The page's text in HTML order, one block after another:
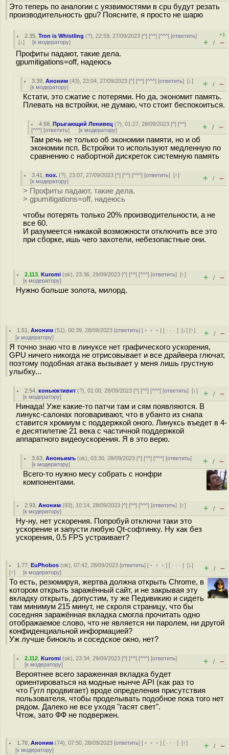
Это теперь по аналогии с уязвимостями в cpu будут резать
производительность gpu? Поясните, я просто не шарю
2.35 ,Tron is Whistling (?), 22:59, 27/09/2023 [^] [^^] [^^^] [ответить]
[↓] [к модератору]
+1
+ / –
Профиты падают, такие дела.
gpumitigations=off, надеюсь
3.39 ,Аноним (43), 23:04, 27/09/2023 [^] [^^] [^^^] [ответить][↓]
[к модератору] + / –
Кстати, это сжатие с потерями. Но да, экономит память.
Плевать на встройки, не думаю, что стоит беспокоиться.
4.58 ,Прыгающий Ленивец (?), 01:27, 28/09/2023 [^] [^^]
[^^^] [ответить] [к модератору] + / –
Там речь не только об экономии памяти, но и об
экономии псп. Встройки то используют медленную по
сравнению с набортной дискреток системную память
3.41 ,пох. (?), 23:07, 27/09/2023 [^] [^^] [^^^] [ответить][↑]
[к модератору] + / –
> Профиты падают, такие дела.
> gpumitigations=off, надеюсь
чтобы потерять только 20% производительности, а не
все 60.
И разумеется никакой возможности отключить все это
при сборке, ишь чего захотели, небезопастные они.
2.113 ,Kuromi (ok), 23:36, 29/09/2023 [^] [^^] [^^^] [ответить][↑]
[к модератору] + / –
Нужно больше золота, милорд.
1.51 ,Аноним (51), 00:39, 28/09/2023 [ответить] [ ﹢﹢﹢] [ · · ·][↓] [↑]
[к модератору] + / –
Я точно знаю что в линуксе нет графического ускорения,
GPU ничего никогда не отрисовывает и все драйвера глючат,
поэтому подобная атака вызывает у меня лишь грустную
улыбку...
2.54 ,коньюктивит (?), 01:00, 28/09/2023 [^] [^^] [^^^] [ответить][↓]
[к модератору] + / –
Нинада! Уже какие-то патчи там и сям появляются. В
линукс-салонах поговаривают, что в убанто из снапа
ставится хромиум с поддержкой оного. Линуксь въедет в 4-
е десятилетие 21 века с частичной поддержкой
аппаратного видеоускорения. Я в это верю.
3.63 ,Аноньимъ (ok), 03:30, 28/09/2023 [^] [^^] [^^^] [ответить]
[к модератору] + / –
Всего-то нужно месу собрать с нонфри
компонентами.
2.93 ,Аноним (93), 10:14, 28/09/2023 [^] [^^] [^^^] [ответить][↑]
[к модератору] + / –
Ну-ну, нет ускорения. Попробуй отключи таки это
ускорение и запусти любую Qt-софтинку. Ну как без
ускорения, 0.5 FPS устраивает?
1.77 ,EuPhobos (ok), 07:42, 28/09/2023 [ответить] [ ﹢﹢﹢] [ · · ·][↓]
[↑] [к модератору] + / –
То есть, резюмируя, жертва должна открыть Chrome, в
котором открыть заражённый сайт, и не закрывая эту
вкладку открыть, допустим, ту же Педивикию и сидеть
там минимум 215 минут, не скроля страницу, что бы
соседняя заражённая вкладка смогла прочитать одно
отображаемое слово, что не является ни паролем, ни другой
конфиденциальной информацией?
Уж лучше бинокль и соседское окно, нет?
2.112 ,Kuromi (ok), 23:34, 29/09/2023 [^] [^^] [^^^] [ответить]
[к модератору] + / –
Вероятнее всего зараженная вкладка будет
ориентироваться на модные нынче API (как раз то
что Гугл продвигает) вроде определения присутствия
пользователя, чтобы проделывать подобное пока того нет
рядом. Далеко не все уходя "гасят свет".
Чтож, зато ФФ не подвержен.
1.78 ,Аноним (74), 07:50, 28/09/2023 [ответить] [ ﹢﹢﹢] [ · · ·][↑]
[к модератору] + / –